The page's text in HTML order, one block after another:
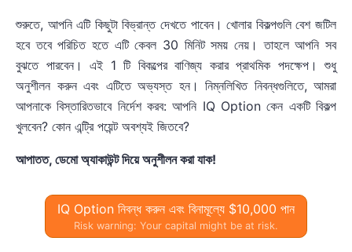
শুরুতে, আপনি এটি কিছুটা বিভ্রান্ত দেখতে পাবেন। খোলার বিকল্পগুলি বেশ জটিল
হবে তবে পরিচিত হতে এটি কেবল 30 মিনিট সময় নেয়। তাহলে আপনি সব
বুঝতে পারবেন। এই 1 টি বিকল্পের বাণিজ্য করার প্রাথমিক পদক্ষেপ। শুধু
অনুশীলন করুন এবং এটিতে অভ্যস্ত হন। নিম্নলিখিত নিবন্ধগুলিতে, আমরা
আপনাকে বিস্তারিতভাবে নির্দেশ করব: আপনি IQ Option কেন একটি বিকল্প
খুলবেন? কোন এন্ট্রি পয়েন্ট অবশ্যই জিতবে?
আপাতত, ডেমো অ্যাকাউন্ট দিয়ে অনুশীলন করা যাক!
IQ Option নিবন্ধ করুন এবং বিনামূল্যে $10,000 পান
Risk warning: Your capital might be at risk.